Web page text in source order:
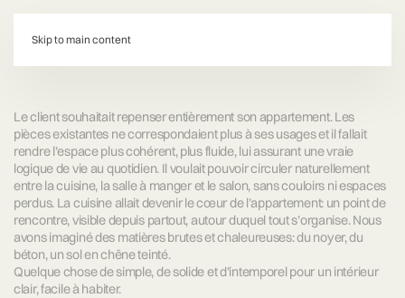
Skip to main content
d:
Le client souhaitait repenser entièrement son appartement. Les
pièces existantes ne correspondaient plus à ses usages et il fallait
rendre l’espace plus cohérent, plus fluide, lui assurant une vraie
logique de vie au quotidien. Il voulait pouvoir circuler naturellement
entre la cuisine, la salle à manger et le salon, sans couloirs ni espaces
perdus. La cuisine allait devenir le cœur de l’appartement: un point de
rencontre, visible depuis partout, autour duquel tout s’organise. Nous
avons imaginé des matières brutes et chaleureuses: du noyer, du
béton, un sol en chêne teinté.
Quelque chose de simple, de solide et d’intemporel pour un intérieur
clair, facile à habiter.